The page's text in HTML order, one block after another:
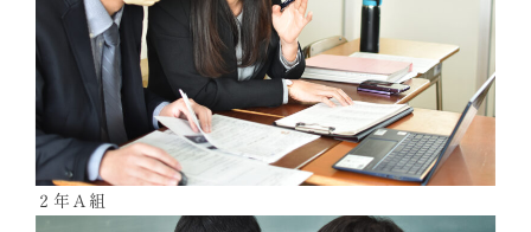
２年Ａ組